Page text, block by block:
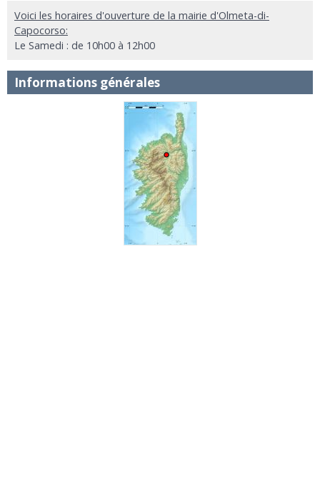
Voici les horaires d'ouverture de la mairie d'Olmeta-di-
Capocorso:
Le Samedi : de 10h00 à 12h00
Informations générales